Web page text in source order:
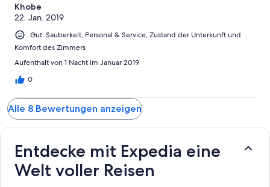
Khobe
22. Jan. 2019
Gut: Sauberkeit, Personal & Service, Zustand der Unterkunft und
Komfort des Zimmers
Aufenthalt von 1 Nacht im Januar 2019
0
Alle 8 Bewertungen anzeigen
Entdecke mit Expedia eine
Welt voller Reisen